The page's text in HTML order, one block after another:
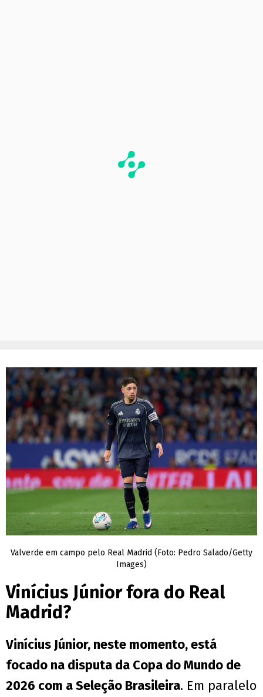
Valverde em campo pelo Real Madrid (Foto: Pedro Salado/Getty
Images)
Vinícius Júnior fora do Real
Madrid?
Vinícius Júnior, neste momento, está
focado na disputa da Copa do Mundo de
2026 com a Seleção Brasileira. Em paralelo